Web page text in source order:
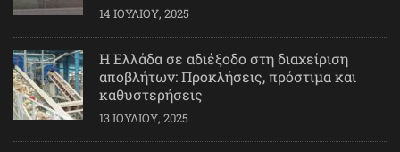
14 ΙΟΥΛΊΟΥ, 2025
Η Ελλάδα σε αδιέξοδο στη διαχείριση
αποβλήτων: Προκλήσεις, πρόστιμα και
καθυστερήσεις
13 ΙΟΥΛΊΟΥ, 2025